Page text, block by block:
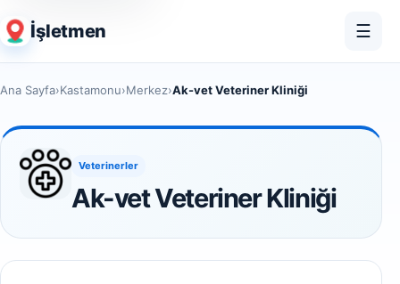
İşletmen ☰
Ana Sayfa›Kastamonu›Merkez›Ak-vet Veteriner Kliniği
Veterinerler
Ak-vet Veteriner Kliniği